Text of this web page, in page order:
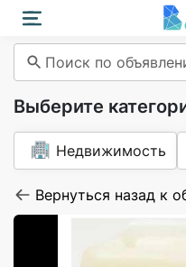
Поиск по
Выберите
Недвижимость
Вернуться назад к